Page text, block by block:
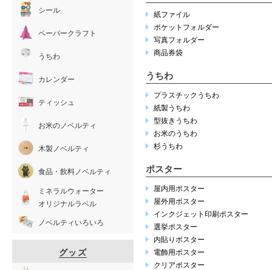
紙ファイル
ポケットフォルダー
写真フォルダー
商品券袋
うちわ
プラスチックうちわ
紙製うちわ
型抜きうちわ
お米のうちわ
杉うちわ
ポスター
屋内用ポスター
屋外用ポスター
インクジェット印刷ポスター
選挙ポスター
内貼りポスター
電飾用ポスター
クリアポスター
シール
ペーパークラフト
うちわ
カレンダー
ティッシュ
お米のノベルティ
木製ノベルティ
食品・飲料ノベルティ
ミネラルウォーター
オリジナルラベル
ノベルティいろいろ
グッズ